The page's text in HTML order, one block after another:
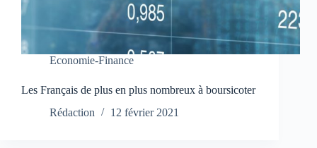
Economie-Finance
Les Français de plus en plus nombreux à boursicoter
Rédaction
12 février 2021